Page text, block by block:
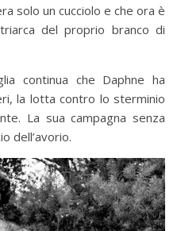
solo un cucciolo e che ora è
del proprio branco di
continua che Daphne ha
la lotta contro lo sterminio
La sua campagna senza
dell’avorio.